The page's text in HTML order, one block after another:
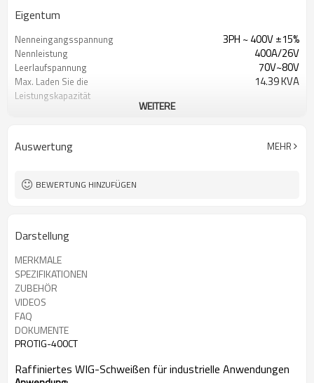
Eigentum
Nenneingangsspannung 3PH ~ 400V ±15%
Nennleistung 400A/26V
Leerlaufspannung 70V~80V
Max. Laden Sie die
Leistungskapazität
14.39 KVA
Garantie 1 Jahr Garantie
Gewicht
WEITERE
Auswertung MEHR
BEWERTUNG HINZUFÜGEN
Darstellung
MERKMALE
SPEZIFIKATIONEN
ZUBEHÖR
VIDEOS
FAQ
DOKUMENTE
PROTIG-400CT
Raffiniertes WIG-Schweißen für industrielle Anwendungen